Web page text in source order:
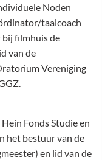
Noden
taalcoach
bij filmhuis de
van de
Vereniging
Fonds Studie en
het bestuur van de
en lid van de